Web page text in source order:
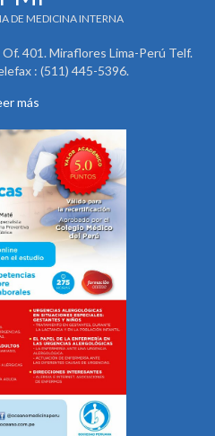
DE MEDICINA INTERNA
401. Miraflores Lima-Perú Telf.
: (511) 445-5396.
más